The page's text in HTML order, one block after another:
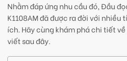
Nhằm đáp ứng nhu cầu đó, Đầu
K1108AM đã được ra đời với
ích. Hãy cùng khám phá chi tiết
viết sau đây.